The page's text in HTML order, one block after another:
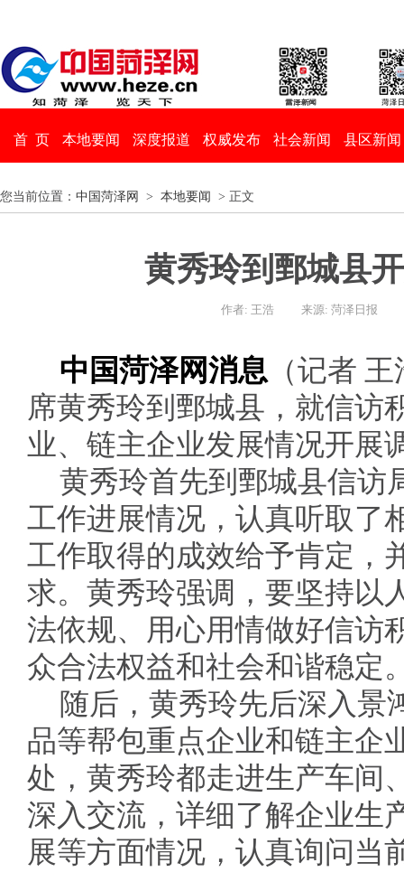
首 页 本地要闻 深度报道 权威发布 社会新闻 县区新闻
您当前位置： 中国菏泽网 > 本地要闻 > 正文
黄秀玲到鄄城县
作者: 王浩 来源: 菏泽日报
中国菏泽网消息 （记者
席黄秀玲到鄄城县，就信访
业、链主企业发展情况开展
黄秀玲首先到鄄城县信访
工作进展情况，认真听取了
工作取得的成效给予肯定，
求。黄秀玲强调，要坚持以
法依规、用心用情做好信访
众合法权益和社会和谐稳定
随后，黄秀玲先后深入景
品等帮包重点企业和链主企
处，黄秀玲都走进生产车间
深入交流，详细了解企业生
展等方面情况，认真询问当